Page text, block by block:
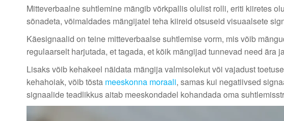
Mitteverbaalne suhtlemine mängib võrkpallis olulist rolli, eriti kiiretes
sõnadeta, võimaldades mängijatel teha kiireid otsuseid visuaalsete
Käesignaalid on teine mitteverbaalse suhtlemise vorm, mis võib
regulaarselt harjutada, et tagada, et kõik mängijad tunnevad need ära
Lisaks võib kehakeel näidata mängija valmisolekut või vajadust
kehahoiak, võib tõsta meeskonna moraali, samas kui negatiivsed
signaalide teadlikkus aitab meeskondadel kohandada oma